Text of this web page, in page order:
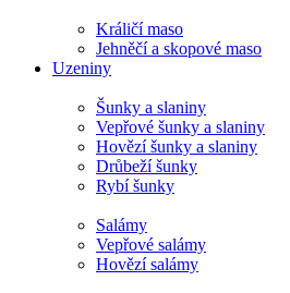
Králičí maso
Jehněčí a skopové maso
Uzeniny
Šunky a slaniny
Vepřové šunky a slaniny
Hovězí šunky a slaniny
Drůbeží šunky
Rybí šunky
Salámy
Vepřové salámy
Hovězí salámy